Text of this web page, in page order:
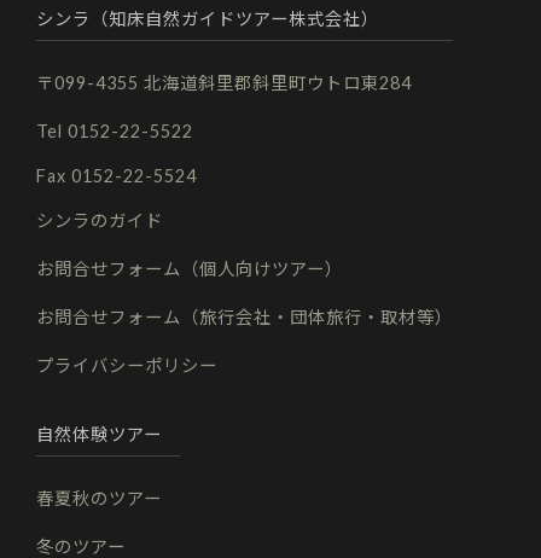
シンラ（知床自然ガイドツアー株式会社）
〒099-4355 北海道斜里郡斜里町ウトロ東284
Tel 0152-22-5522
Fax 0152-22-5524
シンラのガイド
お問合せフォーム（個人向けツアー）
お問合せフォーム（旅行会社・団体旅行・取材等）
プライバシーポリシー
自然体験ツアー
春夏秋のツアー
冬のツアー